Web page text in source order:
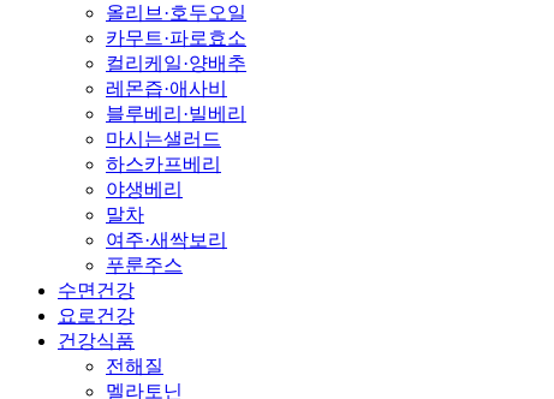
올리브·호두오일
카무트·파로효소
컬리케일·양배추
레몬즙·애사비
블루베리·빌베리
마시는샐러드
하스카프베리
야생베리
말차
여주·새싹보리
푸룬주스
수면건강
요로건강
건강식품
전해질
멜라토닌